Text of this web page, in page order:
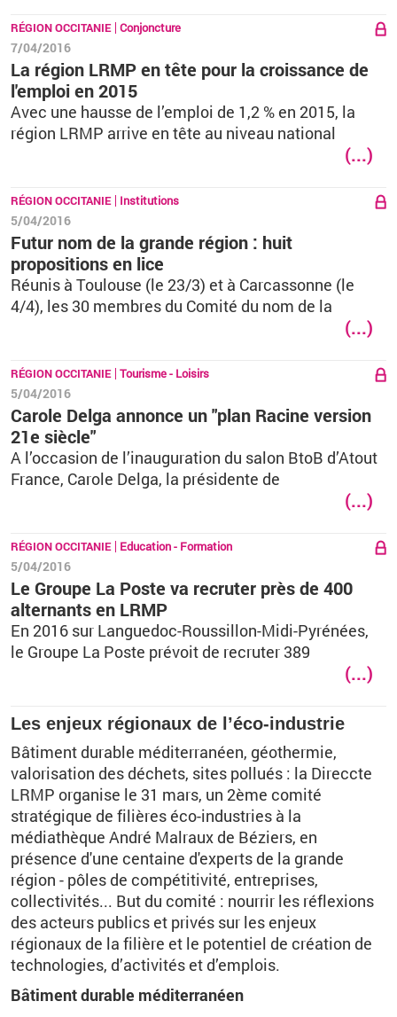
RÉGION OCCITANIE Conjoncture
7/04/2016
La région LRMP en tête pour la croissance de
l'emploi en 2015
Avec une hausse de l’emploi de 1,2 % en 2015, la
région LRMP arrive en tête au niveau national
(...)
RÉGION OCCITANIE Institutions
5/04/2016
Futur nom de la grande région : huit
propositions en lice
Réunis à Toulouse (le 23/3) et à Carcassonne (le
4/4), les 30 membres du Comité du nom de la
(...)
RÉGION OCCITANIE Tourisme - Loisirs
5/04/2016
Carole Delga annonce un "plan Racine version
21e siècle"
A l’occasion de l’inauguration du salon BtoB d’Atout
France, Carole Delga, la présidente de
(...)
RÉGION OCCITANIE Education - Formation
5/04/2016
Le Groupe La Poste va recruter près de 400
alternants en LRMP
En 2016 sur Languedoc-Roussillon-Midi-Pyrénées,
le Groupe La Poste prévoit de recruter 389
(...)
Les enjeux régionaux de l’éco-industrie
Bâtiment durable méditerranéen, géothermie,
valorisation des déchets, sites pollués : la Direccte
LRMP organise le 31 mars, un 2ème comité
stratégique de filières éco-industries à la
médiathèque André Malraux de Béziers, en
présence d'une centaine d'experts de la grande
région - pôles de compétitivité, entreprises,
collectivités... But du comité : nourrir les réflexions
des acteurs publics et privés sur les enjeux
régionaux de la filière et le potentiel de création de
technologies, d’activités et d’emplois.
Bâtiment durable méditerranéen